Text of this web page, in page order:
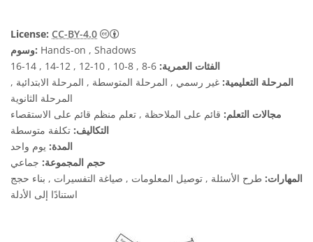
License: CC-BY-4.0
وسوم: Hands-on , Shadows
الفئات العمرية:
المرحلة التعليمية: غير رسمي , المرحلة المتوسطة , المرحلة الابتدائية ,
المرحلة الثانوية
مجالات التعلم: قائم على الملاحظة , تعلم منظم قائم على الاستقصاء
التكاليف: تكلفة متوسطة
المدة: يوم واحد
حجم المجموعة: جماعي
المهارات: طرح الأسئلة , توصيل المعلومات , صياغة التفسيرات , بناء حجج
استنادًا إلى الأدلة